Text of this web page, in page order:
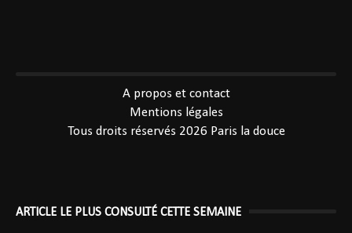
A propos et contact
Mentions légales
Tous droits réservés 2026 Paris la douce
ARTICLE LE PLUS CONSULTÉ CETTE SEMAINE